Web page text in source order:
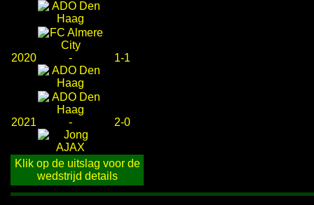
2020 - 1-1
2021 - 2-0
Klik op de uitslag voor de
wedstrijd details